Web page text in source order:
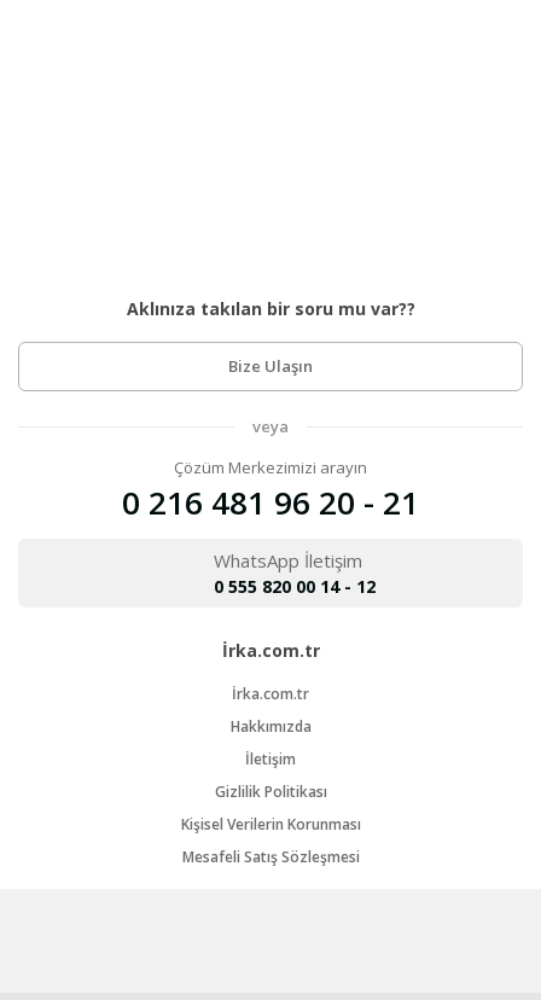
Aklınıza takılan bir soru mu var??
Bize Ulaşın
veya
Çözüm Merkezimizi arayın
0 216 481 96 20 - 21
WhatsApp İletişim
0 555 820 00 14 - 12
İrka.com.tr
İrka.com.tr
Hakkımızda
İletişim
Gizlilik Politikası
Kişisel Verilerin Korunması
Mesafeli Satış Sözleşmesi